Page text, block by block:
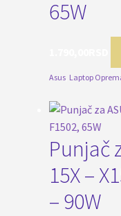
65W
Asus, Laptop
Punjač
15X –
– 90W